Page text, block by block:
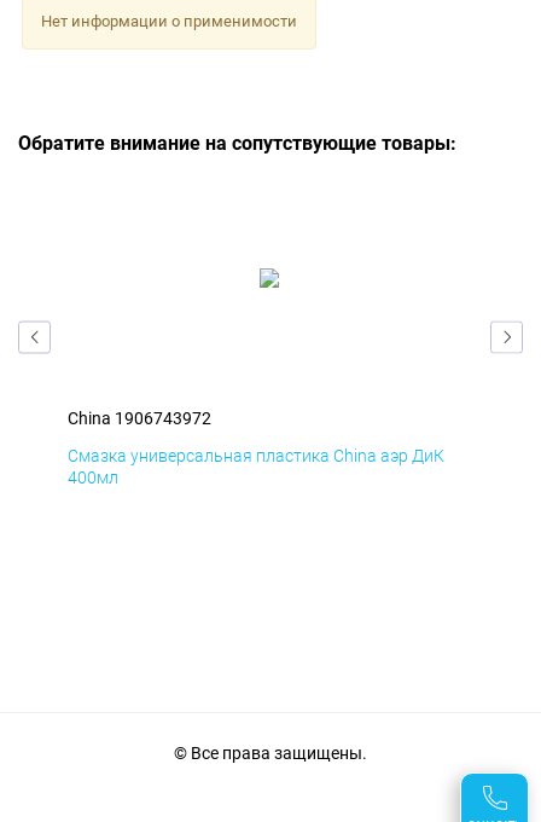
Нет информации о применимости
Обратите внимание на сопутствующие товары:
China 1906743972
Смазка универсальная пластика China аэр ДиК
400мл
© Все права защищены.